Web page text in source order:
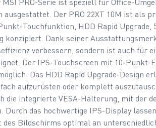
Der PRO 22XT 10M ist als
Touchfunktion, HDD Rapid Upgrade,
konzipiert. Dank seiner
verbessern, sondern ist auch für
Der IPS-Touchscreen mit 10-Punkt-
Das HDD Rapid Upgrade-Design
aufzurüsten oder komplett
integrierte VESA-Halterung, mit der
das hochwertige IPS-Display
Bildschirms optimal an